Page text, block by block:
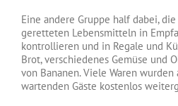
Eine andere Gruppe half dabei,
geretteten Lebensmitteln in
kontrollieren und in Regale und
Brot, verschiedenes Gemüse und
von Bananen. Viele Waren
wartenden Gäste kostenlos